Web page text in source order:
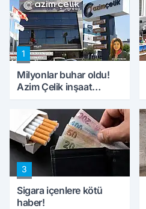
1
Milyonlar buhar oldu!
Azim Çelik inşaat
konuştu
3
Sigara içenlere kötü
haber!